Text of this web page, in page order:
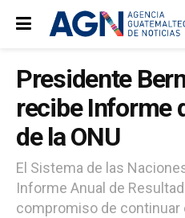
Presidente
recibe Informe
de la ONU
El Sistema de las
Informe Anual de
compromiso de continuar